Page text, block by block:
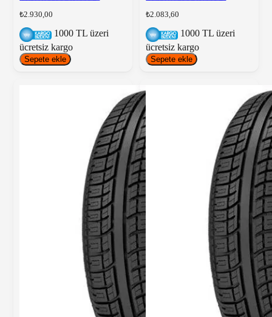
₺2.930,00
1000 TL üzeri
ücretsiz kargo
Sepete ekle
₺2.083,60
1000 TL üzeri
ücretsiz kargo
Sepete ekle